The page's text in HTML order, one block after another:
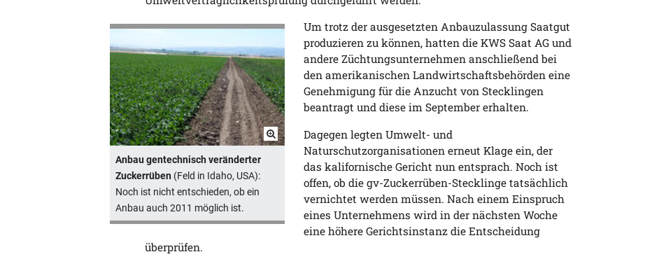
Anbau gentechnisch veränderter
Zuckerrüben (Feld in Idaho, USA):
Noch ist nicht entschieden, ob ein
Anbau auch 2011 möglich ist.
Um trotz der ausgesetzten Anbauzulassung Saatgut
produzieren zu können, hatten die KWS Saat AG und
andere Züchtungsunternehmen anschließend bei
den amerikanischen Landwirtschaftsbehörden eine
Genehmigung für die Anzucht von Stecklingen
beantragt und diese im September erhalten.
Dagegen legten Umwelt- und
Naturschutzorganisationen erneut Klage ein, der
das kalifornische Gericht nun entsprach. Noch ist
offen, ob die gv-Zuckerrüben-Stecklinge tatsächlich
vernichtet werden müssen. Nach einem Einspruch
eines Unternehmens wird in der nächsten Woche
eine höhere Gerichtsinstanz die Entscheidung
überprüfen.